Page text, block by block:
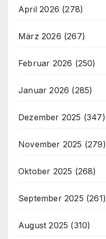
April 2026 (278)
März 2026 (267)
Februar 2026 (250)
Januar 2026 (285)
Dezember 2025 (347)
November 2025 (279)
Oktober 2025 (268)
September 2025 (261)
August 2025 (310)